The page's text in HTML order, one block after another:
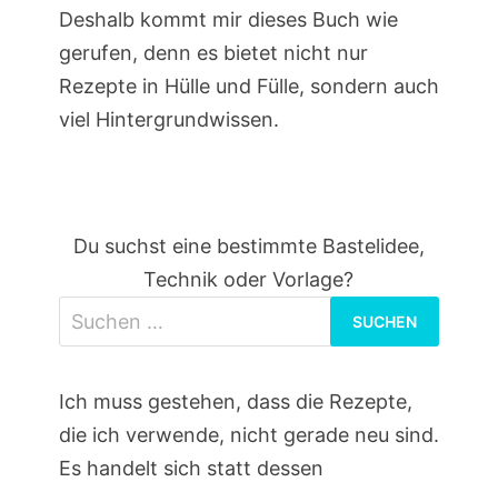
Deshalb kommt mir dieses Buch wie
gerufen, denn es bietet nicht nur
Rezepte in Hülle und Fülle, sondern auch
viel Hintergrundwissen.
Du suchst eine bestimmte Bastelidee,
Technik oder Vorlage?
nach:
Ich muss gestehen, dass die Rezepte,
die ich verwende, nicht gerade neu sind.
Es handelt sich statt dessen